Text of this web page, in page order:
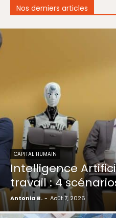
Nos derniers articles
CAPITAL HUMAIN
Intelligence
travail : 4
Antonia B. - Août 7, 2026